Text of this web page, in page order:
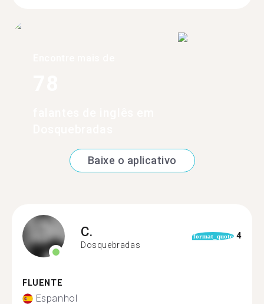
Baixe o aplicativo
C.
Dosquebradas
format_quote 4
FLUENTE
Espanhol